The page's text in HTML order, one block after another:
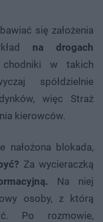
się założenia
na drogach
w takich
spółdzielnie
więc Straż
kierowców.
nałożona blokada,
Za wycieraczką
Na niej
osoby, z którą
Po rozmowie,